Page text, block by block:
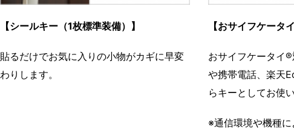
【シールキー（1枚標準装備）】
貼るだけでお気に入りの小物がカギに早変
わりします。
【おサイフケータ
おサイフケータイ
や携帯電話、楽天
らキーとしてお使
※通信環境や機種